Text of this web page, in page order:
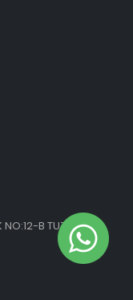
NO:12-B TUZLA /